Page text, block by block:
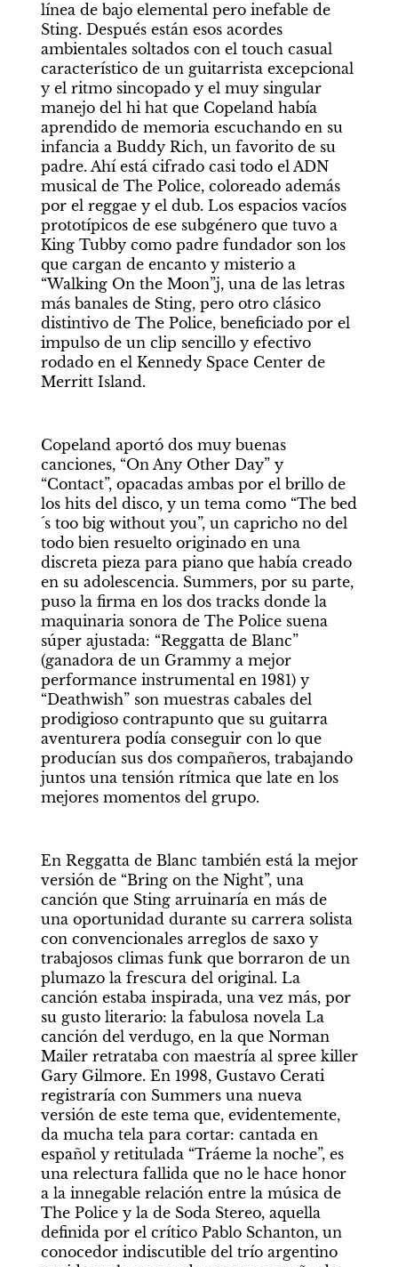
línea de bajo elemental pero inefable de
Sting. Después están esos acordes
ambientales soltados con el touch casual
característico de un guitarrista excepcional
y el ritmo sincopado y el muy singular
manejo del hi hat que Copeland había
aprendido de memoria escuchando en su
infancia a Buddy Rich, un favorito de su
padre. Ahí está cifrado casi todo el ADN
musical de The Police, coloreado además
por el reggae y el dub. Los espacios vacíos
prototípicos de ese subgénero que tuvo a
King Tubby como padre fundador son los
que cargan de encanto y misterio a
“Walking On the Moon”j, una de las letras
más banales de Sting, pero otro clásico
distintivo de The Police, beneficiado por el
impulso de un clip sencillo y efectivo
rodado en el Kennedy Space Center de
Merritt Island.
Copeland aportó dos muy buenas
canciones, “On Any Other Day” y
“Contact”, opacadas ambas por el brillo de
los hits del disco, y un tema como “The bed
´s too big without you”, un capricho no del
todo bien resuelto originado en una
discreta pieza para piano que había creado
en su adolescencia. Summers, por su parte,
puso la firma en los dos tracks donde la
maquinaria sonora de The Police suena
súper ajustada: “Reggatta de Blanc”
(ganadora de un Grammy a mejor
performance instrumental en 1981) y
“Deathwish” son muestras cabales del
prodigioso contrapunto que su guitarra
aventurera podía conseguir con lo que
producían sus dos compañeros, trabajando
juntos una tensión rítmica que late en los
mejores momentos del grupo.
En Reggatta de Blanc también está la mejor
versión de “Bring on the Night”, una
canción que Sting arruinaría en más de
una oportunidad durante su carrera solista
con convencionales arreglos de saxo y
trabajosos climas funk que borraron de un
plumazo la frescura del original. La
canción estaba inspirada, una vez más, por
su gusto literario: la fabulosa novela La
canción del verdugo, en la que Norman
Mailer retrataba con maestría al spree killer
Gary Gilmore. En 1998, Gustavo Cerati
registraría con Summers una nueva
versión de este tema que, evidentemente,
da mucha tela para cortar: cantada en
español y retitulada “Tráeme la noche”, es
una relectura fallida que no le hace honor
a la innegable relación entre la música de
The Police y la de Soda Stereo, aquella
definida por el crítico Pablo Schanton, un
conocedor indiscutible del trío argentino